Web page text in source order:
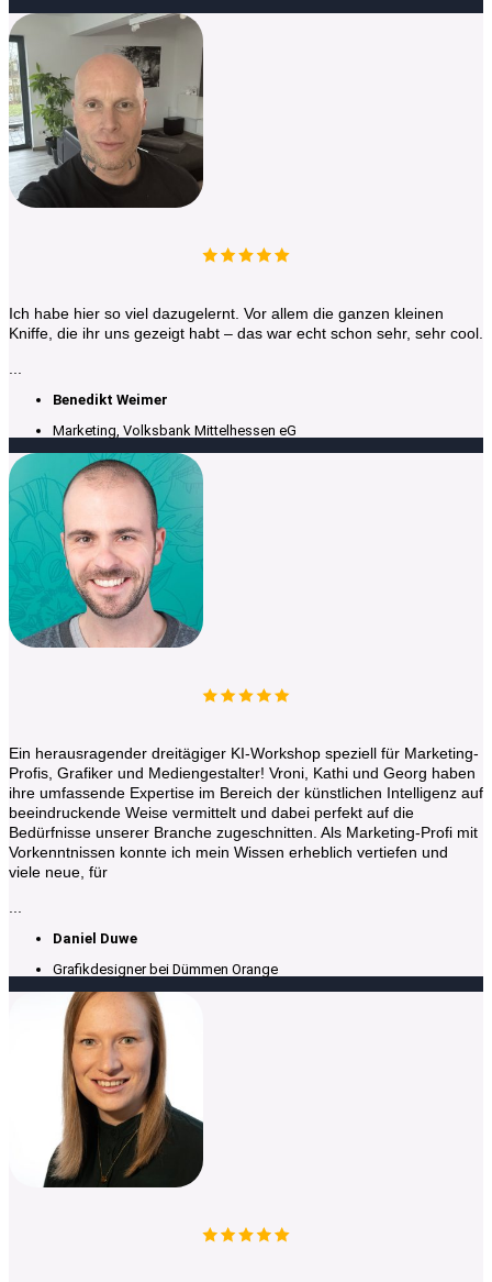
Ich habe hier so viel dazugelernt. Vor allem die ganzen kleinen
Kniffe, die ihr uns gezeigt habt – das war echt schon sehr, sehr cool.
Benedikt Weimer
Marketing, Volksbank Mittelhessen eG
Ein herausragender dreitägiger KI-Workshop speziell für Marketing-
Profis, Grafiker und Mediengestalter! Vroni, Kathi und Georg haben
ihre umfassende Expertise im Bereich der künstlichen Intelligenz auf
beeindruckende Weise vermittelt und dabei perfekt auf die
Bedürfnisse unserer Branche zugeschnitten. Als Marketing-Profi mit
Vorkenntnissen konnte ich mein Wissen erheblich vertiefen und
viele neue, für
Daniel Duwe
Grafikdesigner bei Dümmen Orange